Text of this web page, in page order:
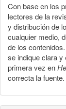
Con base en los
lectores de la
y distribución de
cualquier medio,
de los
se indique clara y
primera vez en
correcta la fuente.